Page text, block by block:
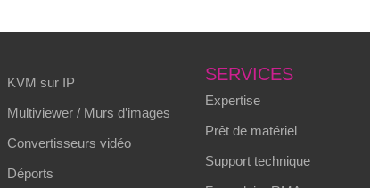
KVM sur IP
Multiviewer / Murs d’images
Convertisseurs vidéo
Déports
SERVICES
Expertise
Prêt de matériel
Support technique